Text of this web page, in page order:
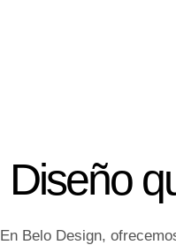
Diseño
En Belo Design,